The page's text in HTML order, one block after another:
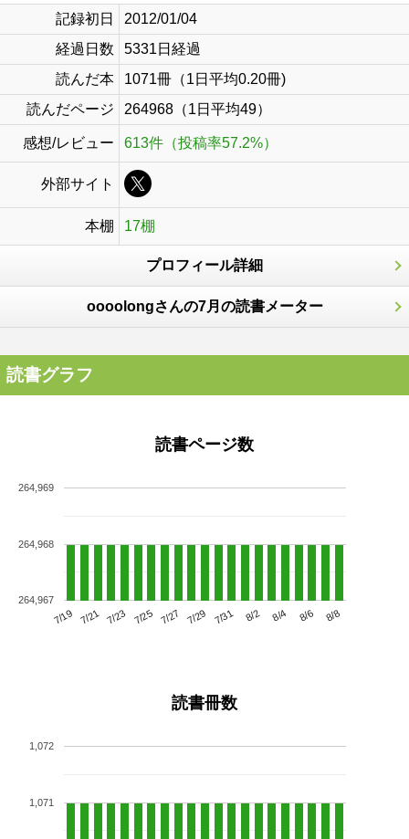
記録初日
2012/01/04
経過日数
5331日経過
読んだ本
1071冊（1日平均0.20冊)
読んだページ
264968（1日平均49）
感想/レビュー 613件（投稿率57.2%）
外部サイト
本棚 17棚
プロフィール詳細
oooolongさんの7月の読書メーター
読書グラフ
読書ページ数
7/19 7/21 7/23 7/25 7/27 7/29 7/31 8/2 8/4 8/6 8/8
264,967
264,968
264,969
読書冊数
1,071
1,072